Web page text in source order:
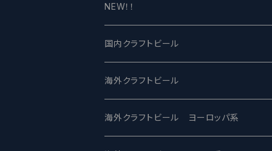
NEW！！
国内クラフトビール
UCHU BREWING -うちゅうブルーイング
バテレ -VERTERE
海外クラフトビール
Modern Times モダンタイムズ
海外クラフトビール ヨーロッパ系